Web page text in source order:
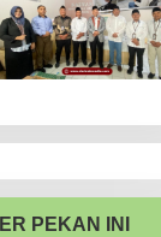
PEKAN INI